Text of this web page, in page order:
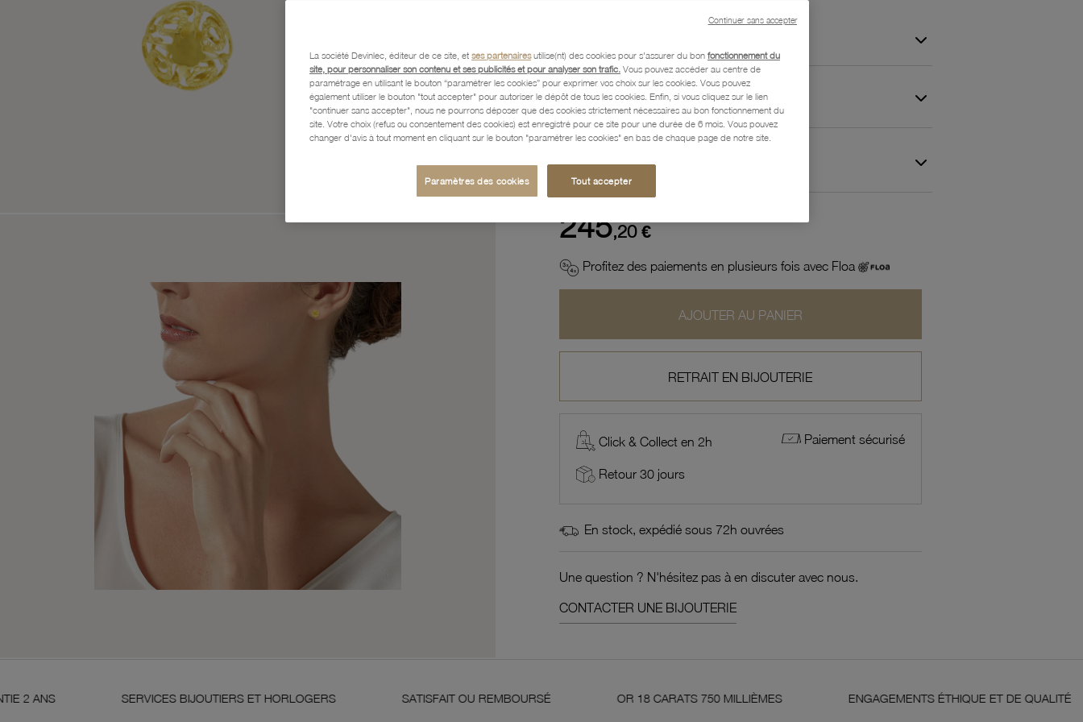
Caractéristiques détaillées
Paiement, Livraison, Retours et Garantie
245,20 €
Profitez des paiements en plusieurs fois avec Floa
AJOUTER AU PANIER
RETRAIT EN BIJOUTERIE
Click & Collect en 2h Paiement sécurisé
Retour 30 jours
En stock, expédié sous 72h ouvrées
Une question ? N'hésitez pas à en discuter avec nous.
CONTACTER UNE BIJOUTERIE
SERVICES BIJOUTIERS ET HORLOGERS SATISFAIT OU REMBOURSÉ OR 18 CARATS 750 MILLIÈMES ENGAGEMENTS ÉTHIQUE ET DE QUALITÉ
La société Devinlec, éditeur de ce site, et ses partenairesutilise(nt) des cookies pour s'assurer du bon fonctionnement du
site, pour personnaliser son contenu et ses publicités et pour analyser son trafic. Vous pouvez accéder au centre de
paramétrage en utilisant le bouton “paramétrer les cookies” pour exprimer vos choix sur les cookies. Vous pouvez
également utiliser le bouton "tout accepter" pour autoriser le dépôt de tous les cookies. Enfin, si vous cliquez sur le lien
"continuer sans accepter", nous ne pourrons déposer que des cookies strictement nécessaires au bon fonctionnement du
site. Votre choix (refus ou consentement des cookies) est enregistré pour ce site pour une durée de 6 mois. Vous pouvez
changer d'avis à tout moment en cliquant sur le bouton "paramétrer les cookies" en bas de chaque page de notre site.
Paramètres des cookies Tout accepter
Continuer sans accepter